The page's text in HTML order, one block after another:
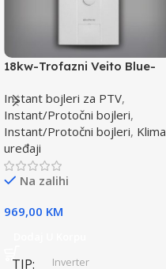
18kw-Trofazni Veito Blue-
Instant bojleri za PTV,
Instant/Protočni bojleri,
Instant/Protočni bojleri, Klima
uređaji
Na zalihi
969,00 KM
TIP Inverter